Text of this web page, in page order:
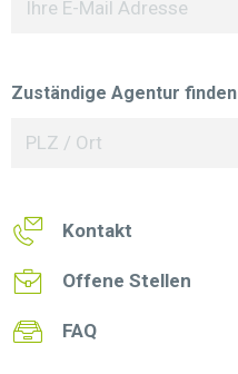
Zuständige Agentur finden
Kontakt
Offene Stellen
FAQ